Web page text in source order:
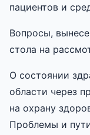
пациентов и
Вопросы,
стола на
О состоянии
области через
на охрану
Проблемы и